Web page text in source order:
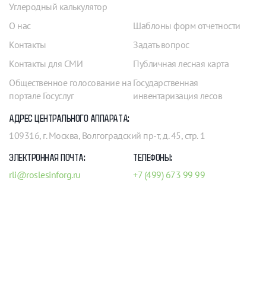
Углеродный калькулятор
О нас
Контакты
Контакты для СМИ
Общественное голосование на
портале Госуслуг
Шаблоны форм отчетности
Задать вопрос
Публичная лесная карта
Государственная
инвентаризация лесов
АДРЕС ЦЕНТРАЛЬНОГО АППАРАТА:
109316, г. Москва, Волгоградский пр-т, д. 45, стр. 1
ЭЛЕКТРОННАЯ ПОЧТА:
rli@roslesinforg.ru
ТЕЛЕФОНЫ:
+7 (499) 673 99 99